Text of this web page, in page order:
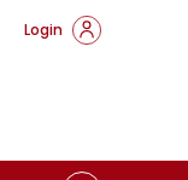
Login